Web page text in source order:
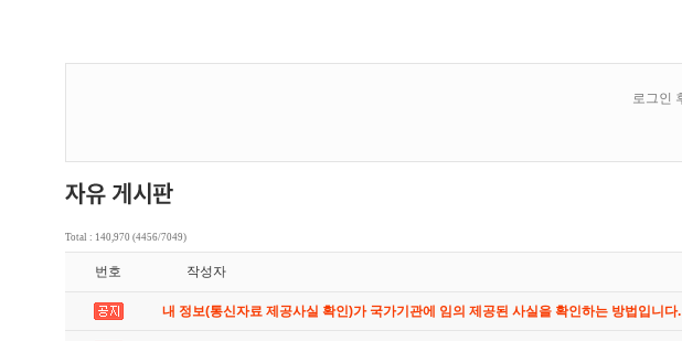
Total : 140,970 (4456/7049)
번호 작성자
내 정보(통신자료 제공사실 확인)가 국가기관에 임의 제공된 사실을 확인하는 방법입니다.